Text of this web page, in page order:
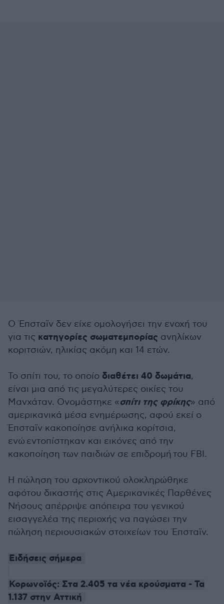
Ο Έπσταϊν δεν είχε ομολογήσει την ενοχή του
για τις κατηγορίες σωματεμπορίας ανηλίκων
κοριτσιών, ηλικίας ακόμη και 14 ετών.
Το σπίτι του, το οποίο διαθέτει 40 δωμάτια,
είναι μια από τις μεγαλύτερες οικίες του
Μανχάταν. Ονομάστηκε «σπίτι της φρίκης» από
αμερικανικά μέσα ενημέρωσης, αφού εκεί ο
Έπσταϊν κακοποίησε ανήλικα κορίτσια,
ενώ εντοπίστηκαν και εικόνες από την
κακοποίηση των παιδιών σε επιδρομή του FBI.
Η πώληση του αρχοντικού ολοκληρώθηκε
αφότου δικαστής στις Αμερικανικές Παρθένες
Νήσους απέρριψε απόπειρα του γενικού
εισαγγελέα της περιοχής να παγώσει την
πώληση περιουσιακών στοιχείων του Έπσταϊν.
Ειδήσεις σήμερα
Κορωνοϊός: Στα 2.405 τα νέα κρούσματα - Τα
1.137 στην Αττική